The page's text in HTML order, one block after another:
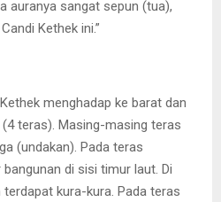
auranya sangat sepun (tua),
Kethek ini.”
menghadap ke barat dan
teras). Masing-masing teras
(undakan). Pada teras
di sisi timur laut. Di
kura-kura. Pada teras